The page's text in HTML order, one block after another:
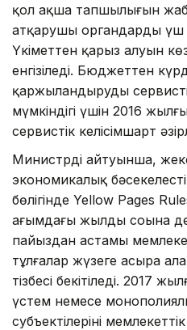
қол ақша тапшылығын жабу
атқарушы органдардың үш
Үкіметтен қарыз алуын
енгізіледі. Бюджеттен
қаржыландырудың
мүмкіндігі үшін 2016
сервистік келісімшарт
Министрдің айтуынша,
экономикалық
бөлігінде Yellow Pages
ағымдағы жылдың соңына
пайыздан астамы
тұлғалар жүзеге асыра
тізбесі бекітіледі. 2017
үстем немесе
субъектілерінің